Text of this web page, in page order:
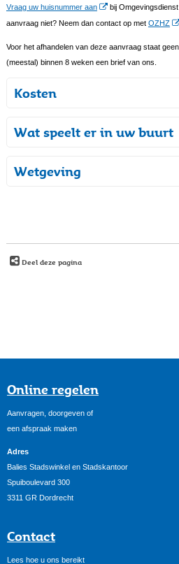
Vraag uw huisnummer aan
bij
aanvraag niet? Neem dan contact op met OZHZ
Voor het afhandelen van deze aanvraag staat
(meestal) binnen 8 weken een brief van ons.
Kosten
Wat speelt er in uw buurt
Wetgeving
Deel deze pagina
Online regelen
Aanvragen, doorgeven of
een afspraak maken
Adres
Balies Stadswinkel en Stadskantoor
Spuiboulevard 300
3311 GR Dordrecht
Contact
Lees hoe u ons bereikt